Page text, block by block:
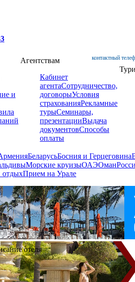
контактный
и
Агентствам
Кабинет
агентаСотрудничество,
договорыУсловия
страхованияРекламные
турыСеминары,
презентацииВыдача
документовСпособы
оплаты
БеларусьБосния и Герцеговина
Морские круизыОАЭОман
отдыхПрием на Урале
отеля